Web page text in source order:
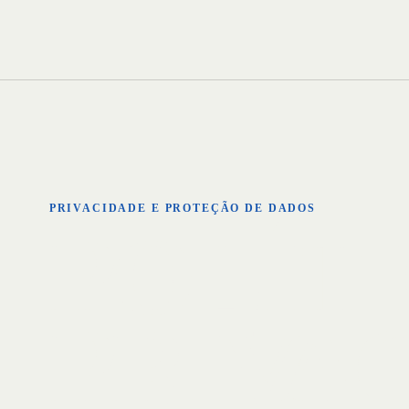
PRIVACIDADE E PROTEÇÃO DE DADOS